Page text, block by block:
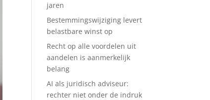
jaren
Bestemmingswijziging levert
belastbare winst op
Recht op alle voordelen uit
aandelen is aanmerkelijk
belang
AI als juridisch adviseur:
rechter niet onder de indruk